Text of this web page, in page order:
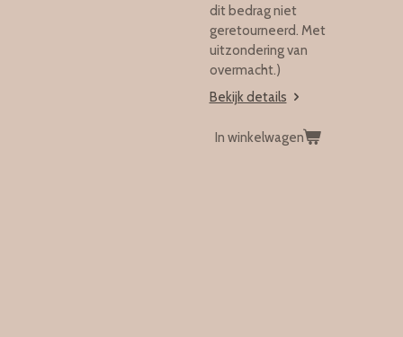
dit bedrag niet
geretourneerd. Met
uitzondering van
overmacht.)
Bekijk details
In winkelwagen